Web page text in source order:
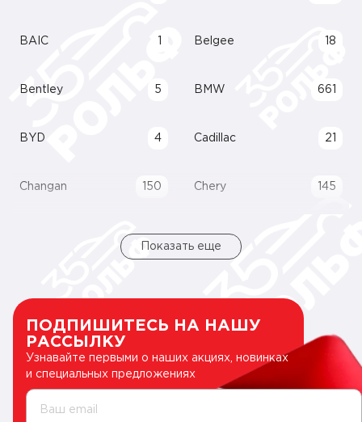
BAIC Belgee 18
Bentley 5 BMW 661
BYD 4 Cadillac 21
Changan 150 Chery 145
Показать еще
ПОДПИШИТЕСЬ НА НАШУ
РАССЫЛКУ
Узнавайте первыми о наших акциях, новинках
и специальных предложениях
Ваш email